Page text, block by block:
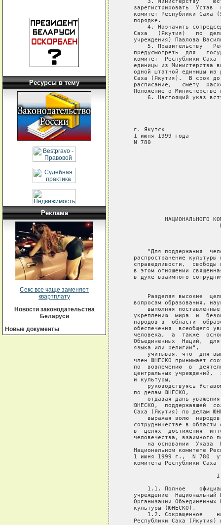
Ресурсы в тему
Реклама
Секс все чаще заменяет
квартплату
Новости законодательства
Беларуси
Новые документы